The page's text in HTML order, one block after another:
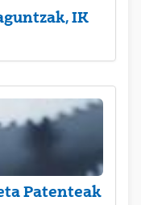
IK
Patenteak